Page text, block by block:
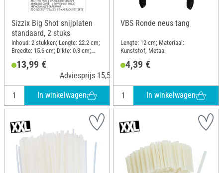
Sizzix Big Shot snijplaten
standaard, 2 stuks
Inhoud: 2 stukken; Lengte: 22.2 cm;
Breedte: 15.6 cm; Dikte: 0.3 cm;
13,99 €
Adviesprijs 15,50 €
In winkelwagen
VBS Ronde neus tang
Lengte: 12 cm; Materiaal:
Kunststof, Metaal
4,39 €
In winkelwagen